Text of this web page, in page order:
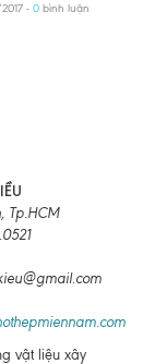
- 0 bình luận
Tp.HCM
vật liệu xây